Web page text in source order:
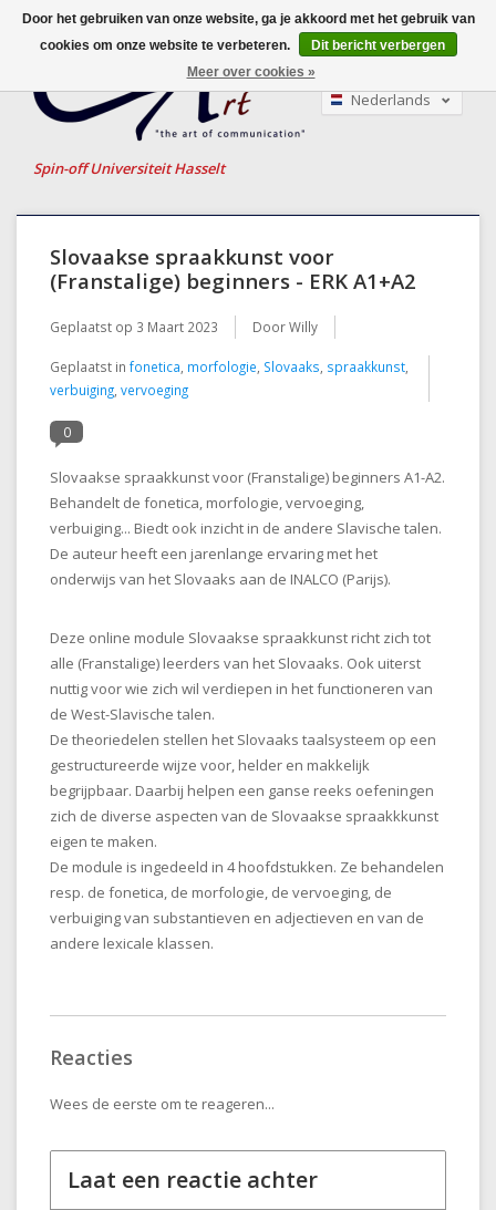
Spin-off Universiteit Hasselt
Nederlands
Slovaakse spraakkunst voor
(Franstalige) beginners - ERK A1+A2
Geplaatst op 3 Maart 2023 Door Willy
Geplaatst in fonetica, morfologie, Slovaaks, spraakkunst,
verbuiging, vervoeging
0
Slovaakse spraakkunst voor (Franstalige) beginners A1-A2.
Behandelt de fonetica, morfologie, vervoeging,
verbuiging... Biedt ook inzicht in de andere Slavische talen.
De auteur heeft een jarenlange ervaring met het
onderwijs van het Slovaaks aan de INALCO (Parijs).
Deze online module Slovaakse spraakkunst richt zich tot
alle (Franstalige) leerders van het Slovaaks. Ook uiterst
nuttig voor wie zich wil verdiepen in het functioneren van
de West-Slavische talen.
De theoriedelen stellen het Slovaaks taalsysteem op een
gestructureerde wijze voor, helder en makkelijk
begrijpbaar. Daarbij helpen een ganse reeks oefeningen
zich de diverse aspecten van de Slovaakse spraakkkunst
eigen te maken.
De module is ingedeeld in 4 hoofdstukken. Ze behandelen
resp. de fonetica, de morfologie, de vervoeging, de
verbuiging van substantieven en adjectieven en van de
andere lexicale klassen.
Reacties
Wees de eerste om te reageren...
Laat een reactie achter
Door het gebruiken van onze website, ga je akkoord met het gebruik van
cookies om onze website te verbeteren.
Dit bericht verbergen
Meer over cookies »